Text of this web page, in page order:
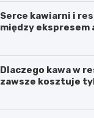
Serce kawiarni i
między ekspresem
Dlaczego kawa w
zawsze kosztuje